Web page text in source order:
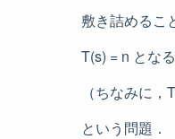
敷き詰めるこ
T(s) = n とな
（ちなみに
という問題．